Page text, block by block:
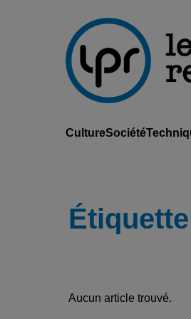
CultureSociété
Aucun article trouvé.